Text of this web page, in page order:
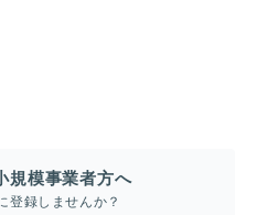
規模事業者方へ
登録しませんか？